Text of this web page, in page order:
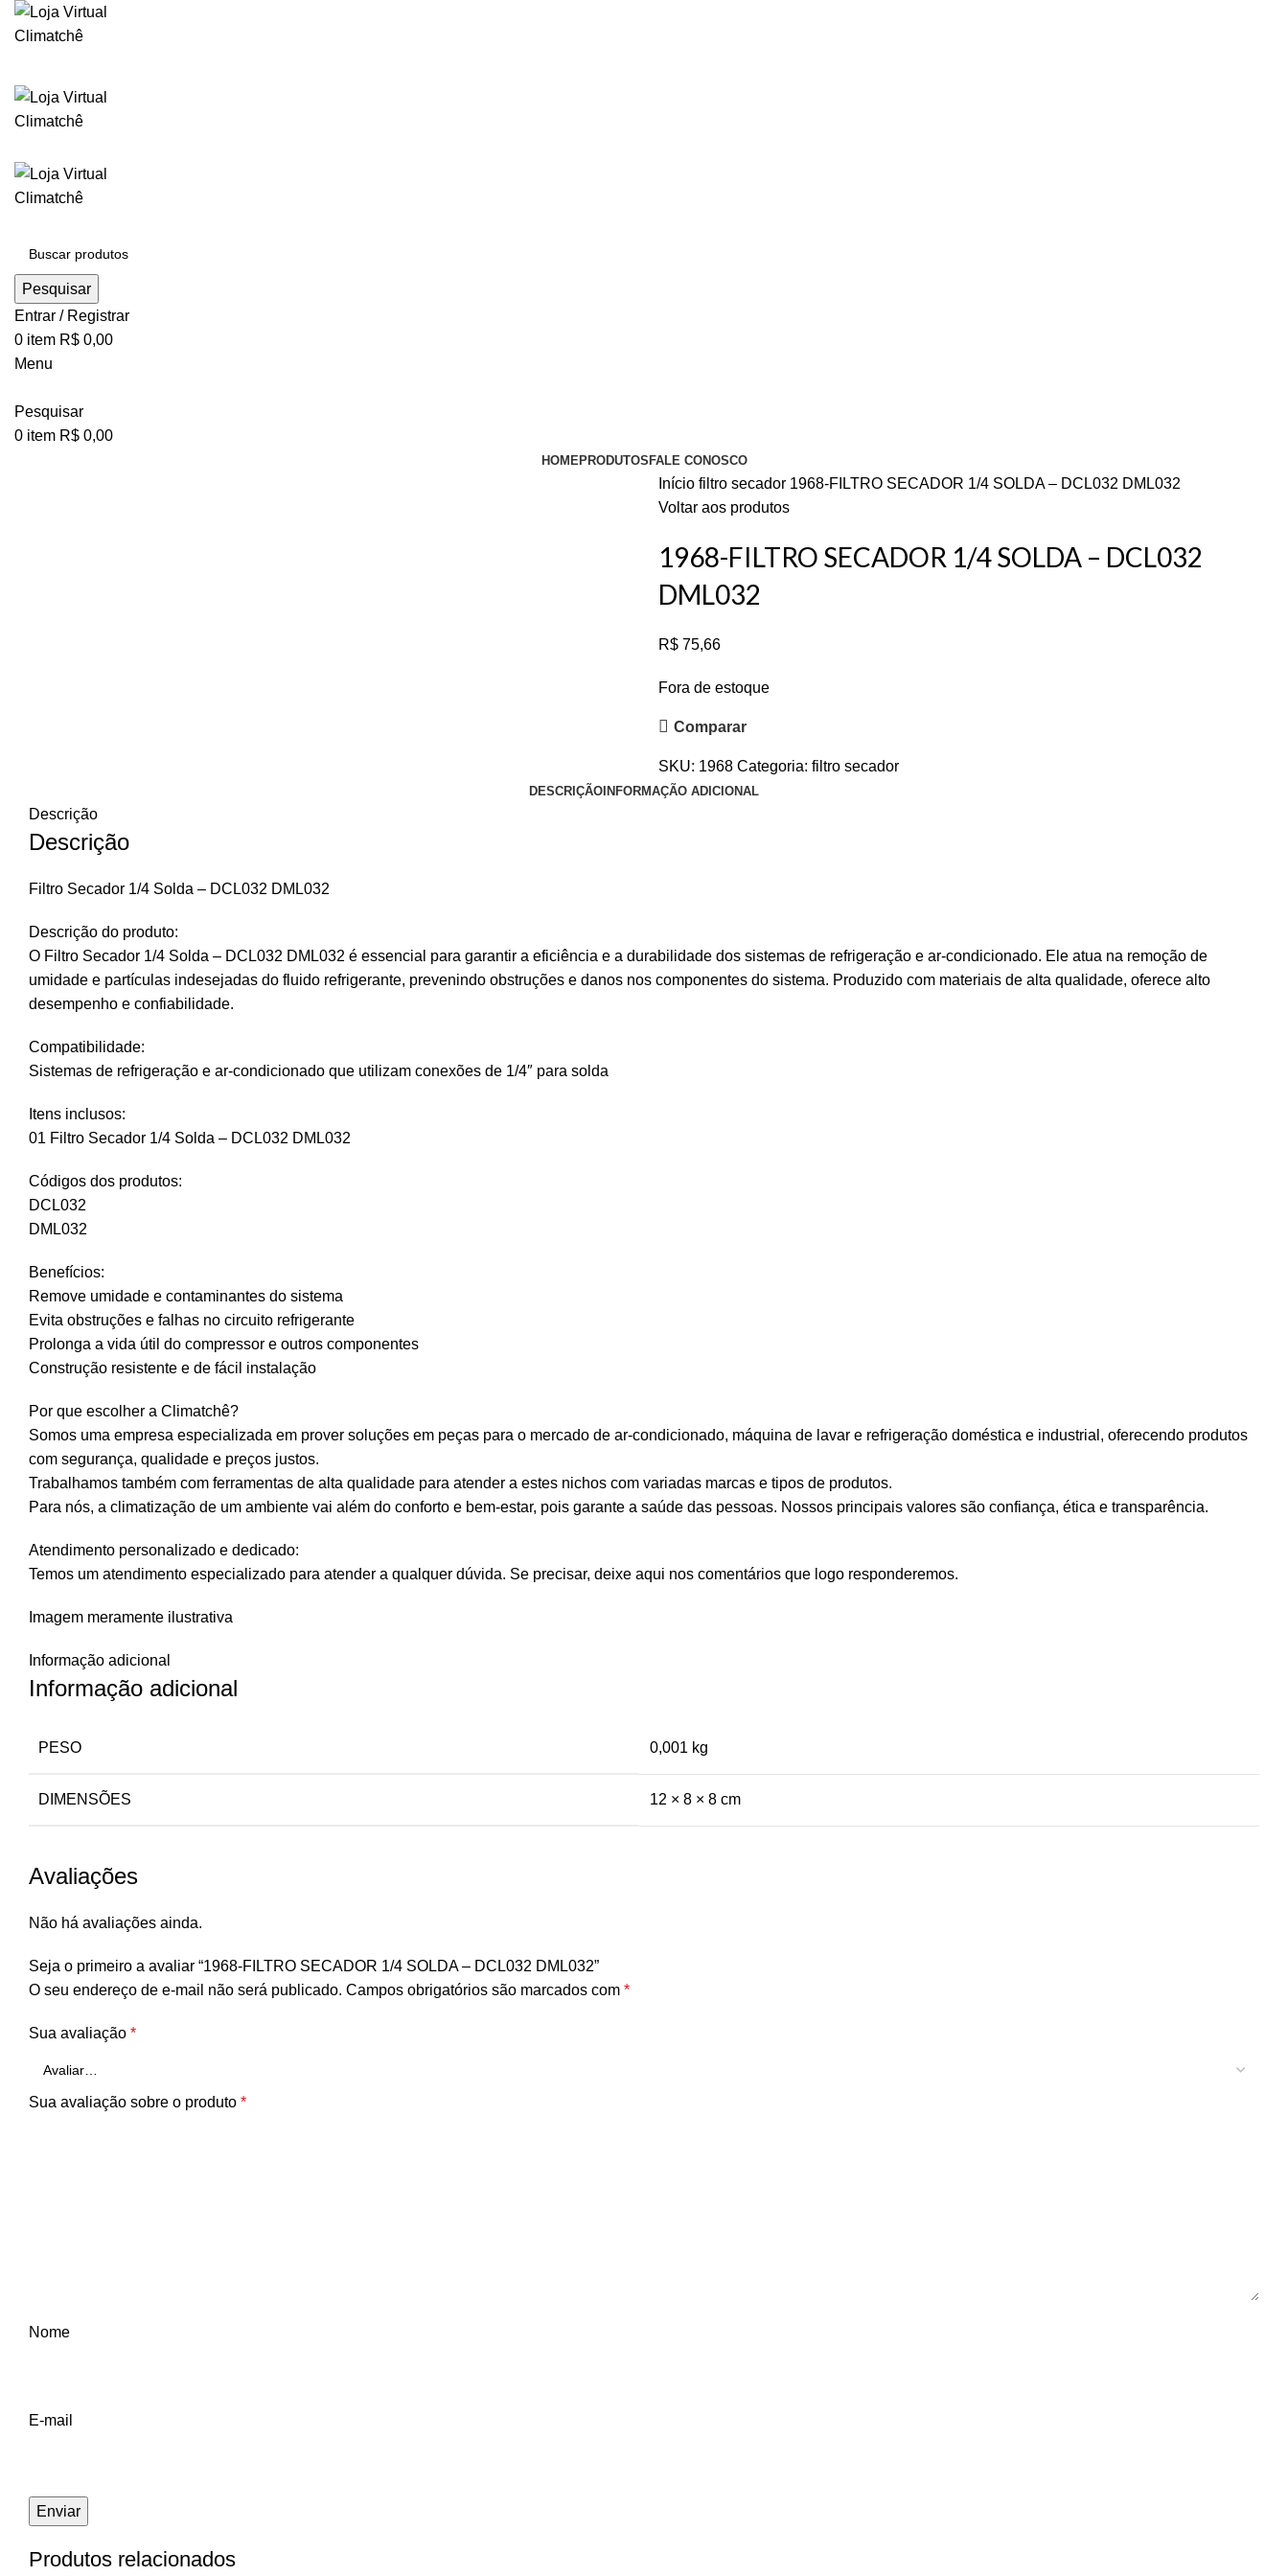
Pesquisar
Entrar / Registrar
0 item R$ 0,00
Menu
Pesquisar
0 item R$ 0,00
HOMEPRODUTOS FALE CONOSCO
Início filtro secador 1968-FILTRO SECADOR 1/4 SOLDA – DCL032 DML032
Voltar aos produtos
1968-FILTRO SECADOR 1/4 SOLDA – DCL032
DML032
R$ 75,66
Fora de estoque
Comparar
SKU: 1968 Categoria: filtro secador
DESCRIÇÃO INFORMAÇÃO ADICIONAL
Descrição
Descrição
Filtro Secador 1/4 Solda – DCL032 DML032
Descrição do produto:
O Filtro Secador 1/4 Solda – DCL032 DML032 é essencial para garantir a eficiência e a durabilidade dos sistemas de refrigeração e ar-condicionado. Ele atua na remoção de
umidade e partículas indesejadas do fluido refrigerante, prevenindo obstruções e danos nos componentes do sistema. Produzido com materiais de alta qualidade, oferece alto
desempenho e confiabilidade.
Compatibilidade:
Sistemas de refrigeração e ar-condicionado que utilizam conexões de 1/4″ para solda
Itens inclusos:
01 Filtro Secador 1/4 Solda – DCL032 DML032
Códigos dos produtos:
DCL032
DML032
Benefícios:
Remove umidade e contaminantes do sistema
Evita obstruções e falhas no circuito refrigerante
Prolonga a vida útil do compressor e outros componentes
Construção resistente e de fácil instalação
Por que escolher a Climatchê?
Somos uma empresa especializada em prover soluções em peças para o mercado de ar-condicionado, máquina de lavar e refrigeração doméstica e industrial, oferecendo produtos
com segurança, qualidade e preços justos.
Trabalhamos também com ferramentas de alta qualidade para atender a estes nichos com variadas marcas e tipos de produtos.
Para nós, a climatização de um ambiente vai além do conforto e bem-estar, pois garante a saúde das pessoas. Nossos principais valores são confiança, ética e transparência.
Atendimento personalizado e dedicado:
Temos um atendimento especializado para atender a qualquer dúvida. Se precisar, deixe aqui nos comentários que logo responderemos.
Imagem meramente ilustrativa
Informação adicional
Informação adicional
PESO 0,001 kg
DIMENSÕES 12 × 8 × 8 cm
Avaliações
Não há avaliações ainda.
Seja o primeiro a avaliar “1968-FILTRO SECADOR 1/4 SOLDA – DCL032 DML032”
O seu endereço de e-mail não será publicado. Campos obrigatórios são marcados com *
Sua avaliação *
Sua avaliação sobre o produto *
Nome
E-mail
Produtos relacionados